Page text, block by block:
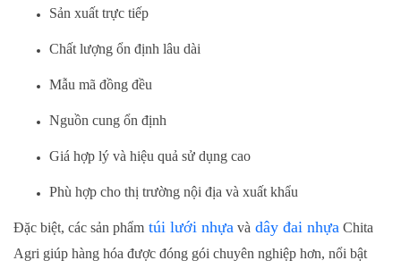
Sản xuất trực tiếp
Chất lượng ổn định lâu dài
Mẫu mã đồng đều
Nguồn cung ổn định
Giá hợp lý và hiệu quả sử dụng cao
Phù hợp cho thị trường nội địa và xuất khẩu
Đặc biệt, các sản phẩm túi lưới nhựa và dây đai nhựa Chita
Agri giúp hàng hóa được đóng gói chuyên nghiệp hơn, nổi bật